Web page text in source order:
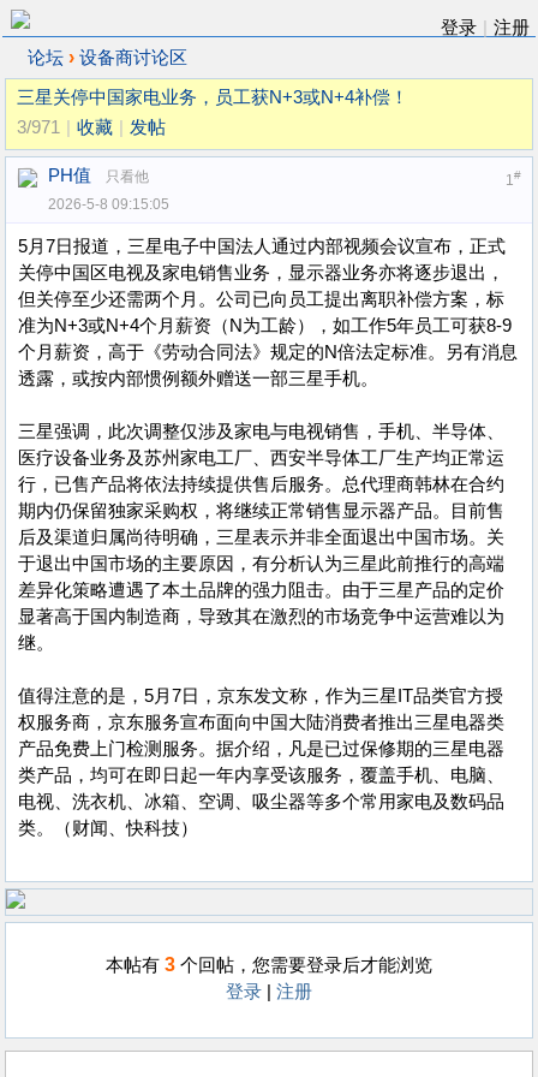
登录
注册
论坛 › 设备商讨论区
三星关停中国家电业务，员工获N+3或N+4补偿！
3/971
收藏 发帖
1#
PH值
只看他
2026-5-8 09:15:05
5月7日报道，三星电子中国法人通过内部视频会议宣布，正式
关停中国区电视及家电销售业务，显示器业务亦将逐步退出，
但关停至少还需两个月。公司已向员工提出离职补偿方案，标
准为N+3或N+4个月薪资（N为工龄），如工作5年员工可获8-9
个月薪资，高于《劳动合同法》规定的N倍法定标准。另有消息
透露，或按内部惯例额外赠送一部三星手机。
三星强调，此次调整仅涉及家电与电视销售，手机、半导体、
医疗设备业务及苏州家电工厂、西安半导体工厂生产均正常运
行，已售产品将依法持续提供售后服务。总代理商韩林在合约
期内仍保留独家采购权，将继续正常销售显示器产品。目前售
后及渠道归属尚待明确，三星表示并非全面退出中国市场。关
于退出中国市场的主要原因，有分析认为三星此前推行的高端
差异化策略遭遇了本土品牌的强力阻击。由于三星产品的定价
显著高于国内制造商，导致其在激烈的市场竞争中运营难以为
继。
值得注意的是，5月7日，京东发文称，作为三星IT品类官方授
权服务商，京东服务宣布面向中国大陆消费者推出三星电器类
产品免费上门检测服务。据介绍，凡是已过保修期的三星电器
类产品，均可在即日起一年内享受该服务，覆盖手机、电脑、
电视、洗衣机、冰箱、空调、吸尘器等多个常用家电及数码品
类。（财闻、快科技）
本帖有 3 个回帖，您需要登录后才能浏览
登录
注册